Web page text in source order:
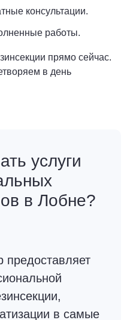
консультации.
работы.
прямо сейчас.
в день
услуги
в Лобне?
предоставляет
в самые